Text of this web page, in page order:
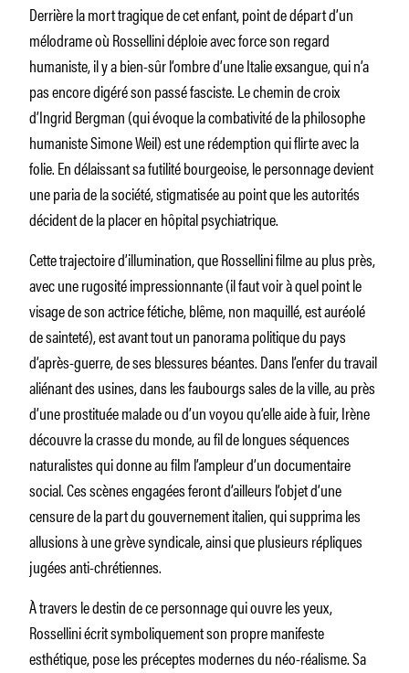
Derrière la mort tragique de cet enfant, point de départ d’un
mélodrame où Rossellini déploie avec force son regard
humaniste, il y a bien-sûr l’ombre d’une Italie exsangue, qui n’a
pas encore digéré son passé fasciste. Le chemin de croix
d’Ingrid Bergman (qui évoque la combativité de la philosophe
humaniste Simone Weil) est une rédemption qui flirte avec la
folie. En délaissant sa futilité bourgeoise, le personnage devient
une paria de la société, stigmatisée au point que les autorités
décident de la placer en hôpital psychiatrique.
Cette trajectoire d’illumination, que Rossellini filme au plus près,
avec une rugosité impressionnante (il faut voir à quel point le
visage de son actrice fétiche, blême, non maquillé, est auréolé
de sainteté), est avant tout un panorama politique du pays
d’après-guerre, de ses blessures béantes. Dans l’enfer du travail
aliénant des usines, dans les faubourgs sales de la ville, au près
d’une prostituée malade ou d’un voyou qu’elle aide à fuir, Irène
découvre la crasse du monde, au fil de longues séquences
naturalistes qui donne au film l’ampleur d’un documentaire
social. Ces scènes engagées feront d’ailleurs l’objet d’une
censure de la part du gouvernement italien, qui supprima les
allusions à une grève syndicale, ainsi que plusieurs répliques
jugées anti-chrétiennes.
À travers le destin de ce personnage qui ouvre les yeux,
Rossellini écrit symboliquement son propre manifeste
esthétique, pose les préceptes modernes du néo-réalisme. Sa